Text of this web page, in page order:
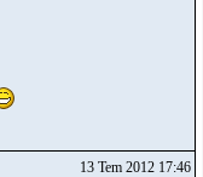
13 Tem 2012 17:46